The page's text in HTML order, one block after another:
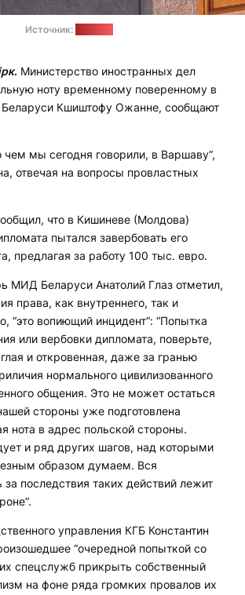
Источник:
. Министерство иностранных дел
ноту временному поверенному в
Кшиштофу Ожанне, сообщают
чем мы сегодня говорили, в Варшаву“,
отвечая на вопросы провластных
что в Кишиневе (Молдова)
пытался завербовать его
предлагая за работу 100 тыс. евро.
МИД Беларуси Анатолий Глаз отметил,
права, как внутреннего, так и
“это вопиющий инцидент“: “Попытка
или вербовки дипломата, поверьте,
и откровенная, даже за гранью
нормального цивилизованного
общения. Это не может остаться
стороны уже подготовлена
нота в адрес польской стороны.
и ряд других шагов, над которыми
образом думаем. Вся
за последствия таких действий лежит
управления КГБ Константин
“очередной попыткой со
спецслужб прикрыть собственный
на фоне ряда громких провалов их